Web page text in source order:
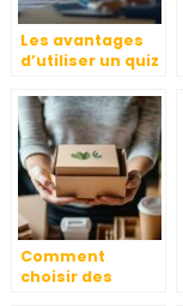
Les avantages
d’utiliser un quiz
dynamiser vos
cours et
présentations
Comment
choisir des